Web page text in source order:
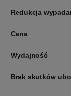
Redukcja
Cena
Wydajność
Brak skutków